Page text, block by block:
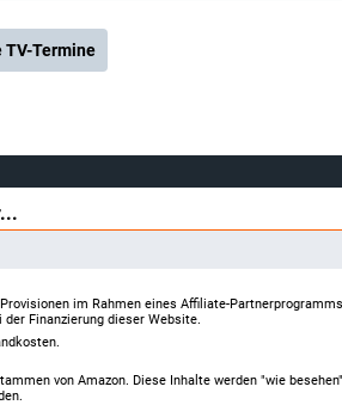
TV-Termine
im Rahmen eines Affiliate-
Finanzierung dieser Website.
von Amazon. Diese Inhalte werden "wie besehen"